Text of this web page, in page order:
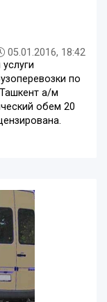
05.01.2016, 18:42
по
а/м
обем 20